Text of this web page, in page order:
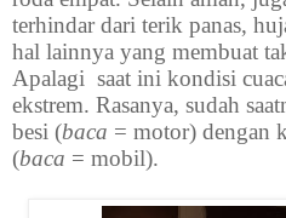
terhindar dari terik panas,
hal lainnya yang membuat
Apalagi saat ini kondisi
ekstrem. Rasanya, sudah
besi (baca = motor) dengan
(baca = mobil).